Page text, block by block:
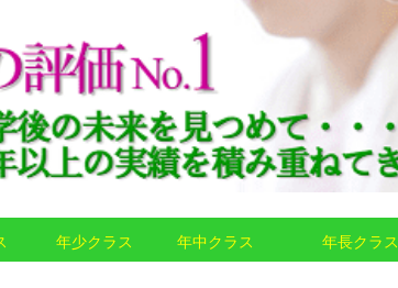
年少クラス 年中クラス 年長クラス